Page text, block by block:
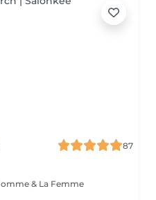
87
être Pour L'Homme & La Femme